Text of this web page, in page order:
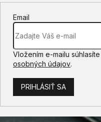
Email
Vložením e-mailu súhlasíte
osobných údajov.
PRIHLÁSIŤ SA